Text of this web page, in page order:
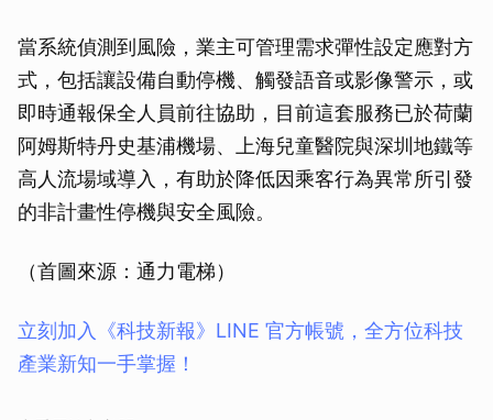
當系統偵測到風險，業主可管理需求彈性設定應對方
式，包括讓設備自動停機、觸發語音或影像警示，或
即時通報保全人員前往協助，目前這套服務已於荷蘭
阿姆斯特丹史基浦機場、上海兒童醫院與深圳地鐵等
高人流場域導入，有助於降低因乘客行為異常所引發
的非計畫性停機與安全風險。
（首圖來源：通力電梯）
立刻加入《科技新報》LINE 官方帳號，全方位科技
產業新知一手掌握！